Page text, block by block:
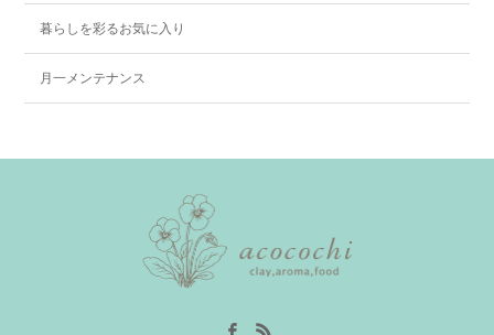
暮らしを彩るお気に入り
月一メンテナンス